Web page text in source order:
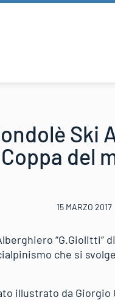
Ski
Coppa del
15 MARZO 2017
che si
illustrato da